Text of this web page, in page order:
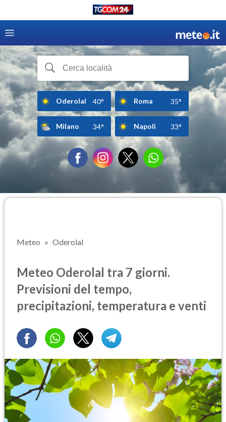
Oderolal 40° Roma 35°
Milano 34° Napoli 33°
Meteo Oderolal
Meteo Oderolal tra 7 giorni.
Previsioni del tempo,
precipitazioni, temperatura e venti